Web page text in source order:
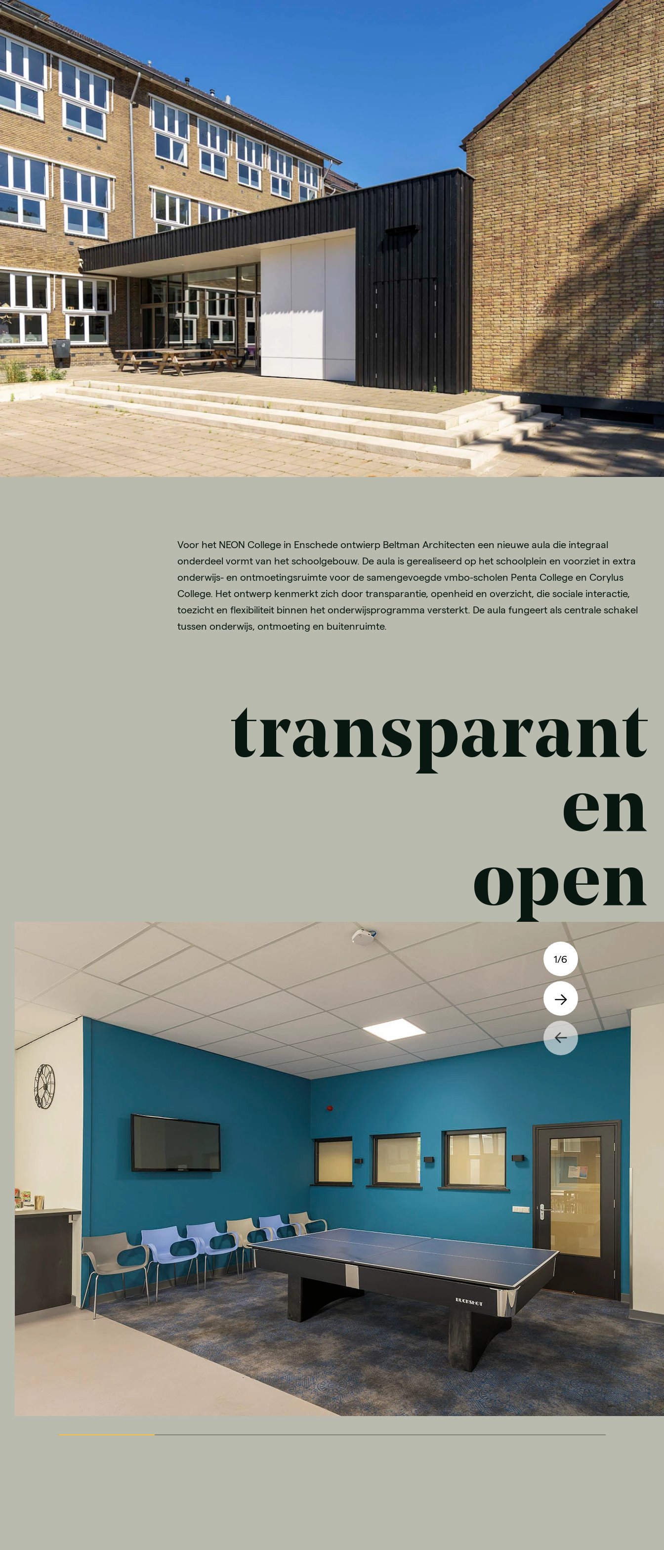
Voor het NEON College in Enschede ontwierp Beltman Architecten een nieuwe aula die integraal
onderdeel vormt van het schoolgebouw. De aula is gerealiseerd op het schoolplein en voorziet in extra
onderwijs- en ontmoetingsruimte voor de samengevoegde vmbo-scholen Penta College en Corylus
College. Het ontwerp kenmerkt zich door transparantie, openheid en overzicht, die sociale interactie,
toezicht en flexibiliteit binnen het onderwijsprogramma versterkt. De aula fungeert als centrale schakel
tussen onderwijs, ontmoeting en buitenruimte.
transparant
en
open
1/6